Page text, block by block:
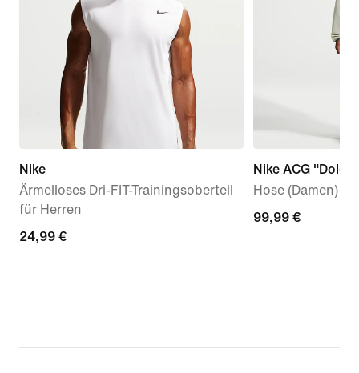
Nike
Ärmelloses Dri-FIT-Trainingsoberteil
für Herren
24,99 €
24,99 €
Nike ACG
Hose (Damen)
99,99 €
99,99 €